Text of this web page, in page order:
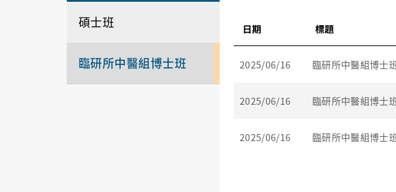
碩士班
臨研所中醫組博士班
日期 標題
2025/06/16 臨研所中醫組博士
2025/06/16 臨研所中醫組博士
2025/06/16 臨研所中醫組博士